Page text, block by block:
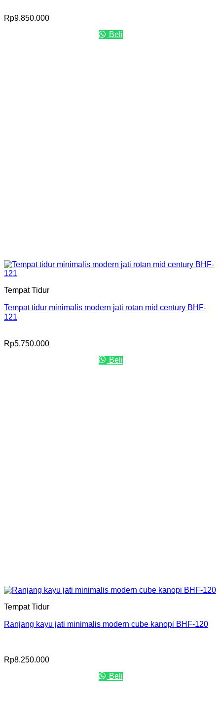
Rp9.850.000
Beli
Tempat Tidur
Tempat tidur minimalis modern jati rotan mid century BHF-
121
Rp5.750.000
Beli
Tempat Tidur
Ranjang kayu jati minimalis modern cube kanopi BHF-120
Rp8.250.000
Beli